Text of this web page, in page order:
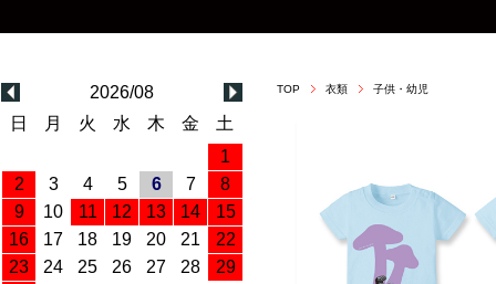
TOP 衣類 子供・幼児
2026/08
日
月 火 水 木 金
土
1
2
3 4 5 6 7
8
9
10 11 12 13 14
15
16
17 18 19 20 21
22
23
24 25 26 27 28
29